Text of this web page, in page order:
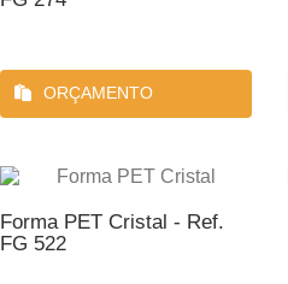
ORÇAMENTO
Forma PET Cristal - Ref.
FG 522